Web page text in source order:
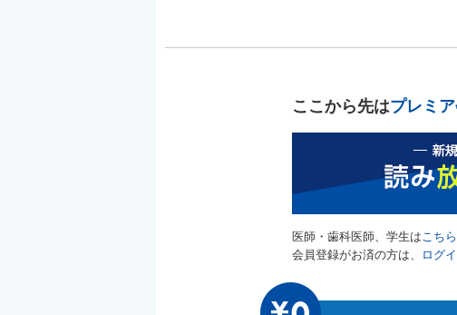
ここから先はプレミ
医師・歯科医師、学生は こちら
会員登録がお済の方は、
ログ